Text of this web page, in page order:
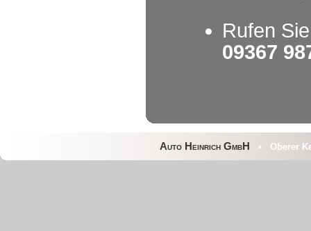
Rufen
09367
Auto Heinrich GmbH • Oberer